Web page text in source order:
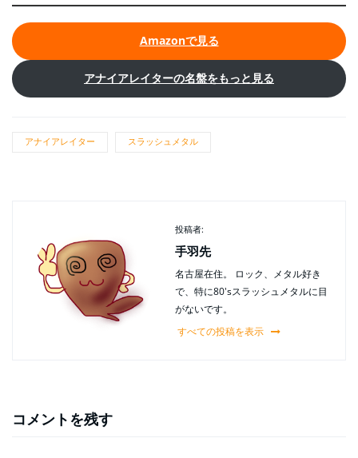
Amazonで見る
アナイアレイターの名盤をもっと見る
アナイアレイター スラッシュメタル
投稿者:
手羽先
名古屋在住。 ロック、メタル好き
で、特に80'sスラッシュメタルに目
がないです。
すべての投稿を表示
コメントを残す